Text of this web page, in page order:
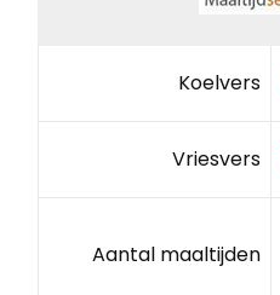
Koelvers
Vriesvers
Aantal maaltijden